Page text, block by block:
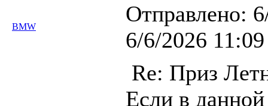
BMW
Отправлено:
6/6/2026 11:09
Re: Приз
Если в